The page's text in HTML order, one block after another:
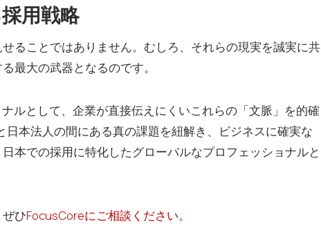
用戦略
ることではありません。むしろ、それらの現実を誠実に共
最大の武器となるのです。
ルとして、企業が直接伝えにくいこれらの「文脈」を的確
本法人の間にある真の課題を紐解き、ビジネスに確実な
本での採用に特化したグローバルなプロフェッショナルと
ひFocusCoreにご相談ください。